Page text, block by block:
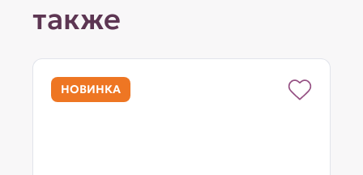
также
НОВИНКА